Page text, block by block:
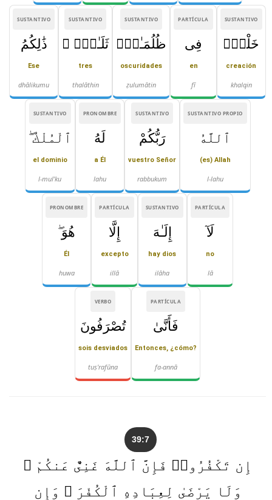
SUSTANTIVO
خَلْقٍۢ
creación
khalqin
PARTÍCULA
فِى
en
fī
SUSTANTIVO
ظُلُمَـٰتٍۢ
oscuridades
ẓulumātin
SUSTANTIVO
ثَلَـٰثٍۢ ۚ
tres
thalāthin
SUSTANTIVO
ذَٰلِكُمُ
Ese
dhālikumu
SUSTANTIVO PROPIO
ٱللَّهُ
(es) Allah
l-lahu
SUSTANTIVO
رَبُّكُمْ
vuestro Señor
rabbukum
PRONOMBRE
لَهُ
a Él
lahu
SUSTANTIVO
ٱلْمُلْكُ ۖ
el dominio
l-mul'ku
PARTÍCULA
لَآ
no
lā
SUSTANTIVO
إِلَـٰهَ
hay dios
ilāha
PARTÍCULA
إِلَّا
excepto
illā
PRONOMBRE
هُوَ ۖ
Él
huwa
PARTÍCULA
فَأَنَّىٰ
Entonces, ¿cómo?
fa-annā
VERBO
تُصْرَفُونَ
sois desviados
tuṣ'rafūna
39:7
إِن تَكْفُرُوا۟ فَإِنَّ ٱللَّهَ غَنِىٌّ عَنكُمْ ۖ
وَلَا يَرْضَىٰ لِعِبَادِهِ ٱلْكُفْرَ ۖ وَإِن